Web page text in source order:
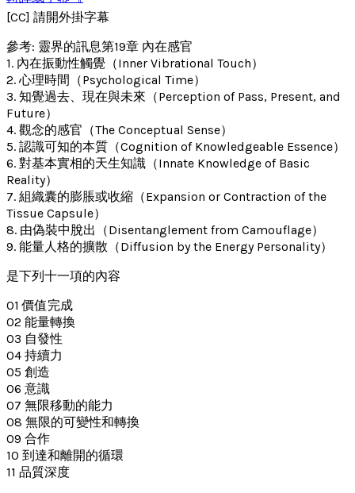
[CC] 請開外掛字幕
參考: 靈界的訊息第19章 內在感官
1. 內在振動性觸覺（Inner Vibrational Touch）
2. 心理時間（Psychological Time）
3. 知覺過去、現在與未來（Perception of Pass, Present, and
Future）
4. 觀念的感官（The Conceptual Sense）
5. 認識可知的本質（Cognition of Knowledgeable Essence）
6. 對基本實相的天生知識（Innate Knowledge of Basic
Reality）
7. 組織囊的膨脹或收縮（Expansion or Contraction of the
Tissue Capsule）
8. 由偽裝中脫出（Disentanglement from Camouflage）
9. 能量人格的擴散（Diffusion by the Energy Personality）
是下列十一項的內容
01 價值完成
02 能量轉換
03 自發性
04 持續力
05 創造
06 意識
07 無限移動的能力
08 無限的可變性和轉換
09 合作
10 到達和離開的循環
11 品質深度